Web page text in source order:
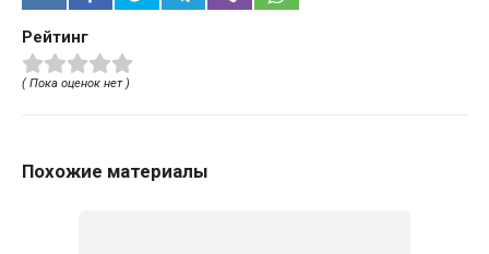
Рейтинг
( Пока оценок нет )
Похожие материалы